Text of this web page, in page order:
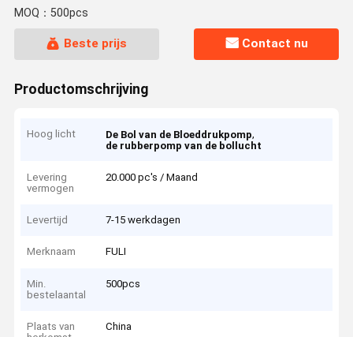
Zuigingstoetsenbord
MOQ：500pcs
Beste prijs Contact nu
Productomschrijving
Hoog licht De Bol van de Bloeddrukpomp,
de rubberpomp van de bollucht
Levering
vermogen
20.000 pc's / Maand
Levertijd 7-15 werkdagen
Merknaam FULI
Min.
bestelaantal
500pcs
Plaats van
China